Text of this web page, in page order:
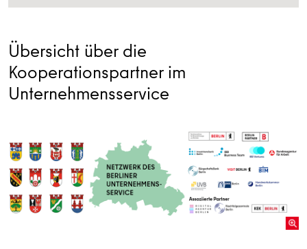
Übersicht über die
Kooperationspartner im
Unternehmensservice